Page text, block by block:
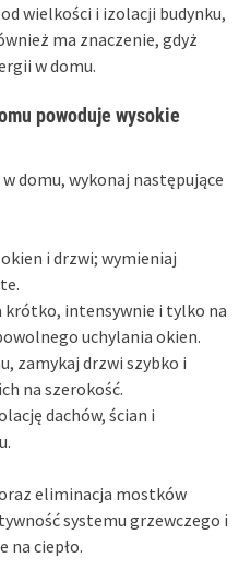
wielkości i izolacji budynku,
ma znaczenie, gdyż
w domu.
powoduje wysokie
domu, wykonaj następujące
i drzwi; wymieniaj
krótko, intensywnie i tylko na
uchylania okien.
zamykaj drzwi szybko i
na szerokość.
dachów, ścian i
eliminacja mostków
systemu grzewczego i
na ciepło.